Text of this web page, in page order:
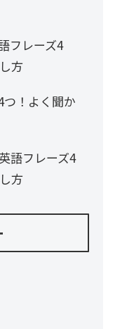
フレーズ4
方
！よく聞か
語フレーズ4
方